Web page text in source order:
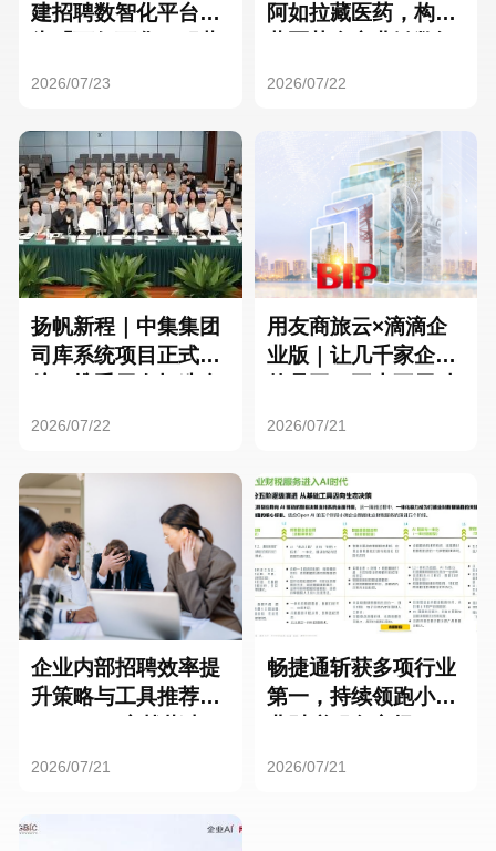
建招聘数智化平台，
2026/07/23
阿如拉藏医药，构建
2026/07/22
扬帆新程｜中集集团
司库系统项目正式启
2026/07/22
用友商旅云×滴滴企
业版｜让几千家企业
2026/07/21
企业内部招聘效率提
升策略与工具推荐：
2026/07/21
畅捷通斩获多项行业
第一，持续领跑小微
2026/07/21